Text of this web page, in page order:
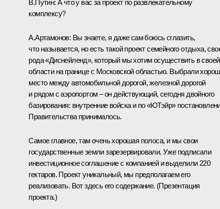
В.Путин: А что у вас за проект по развлекательному
комплексу?
А.Артамонов: Вы знаете, я даже сам боюсь сглазить,
что называется, но есть такой проект семейного отдыха,
рода «Диснейленд», который мы хотим осуществить в своей
области на границе с Московской областью. Выбрали
место между автомобильной дорогой, железной дорогой
и рядом с аэропортом – он действующий, сегодня двойного
базирования: внутренние войска и по «ЮТэйр»
Правительства принималось.
Самое главное, там очень хорошая полоса, и мы свои
государственные земли зарезервировали. Уже подписали
инвестиционное соглашение с компанией и выделили 220
гектаров. Проект уникальный, мы предполагаем его
реализовать. Вот здесь его содержание. (Презентация
проекта.)